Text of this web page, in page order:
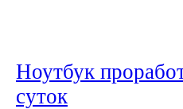
Ноутбук
суток